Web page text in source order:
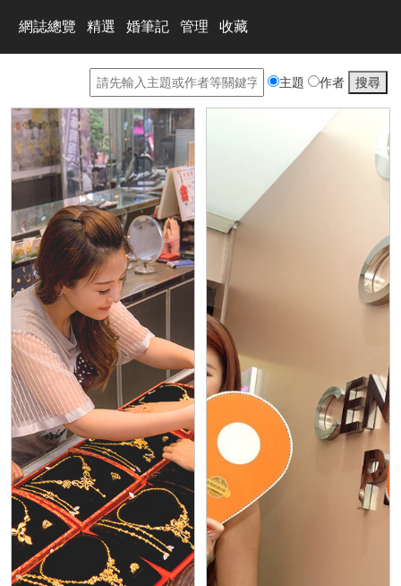
網誌總覽 精選 婚筆記 管理 收藏
主題 作者